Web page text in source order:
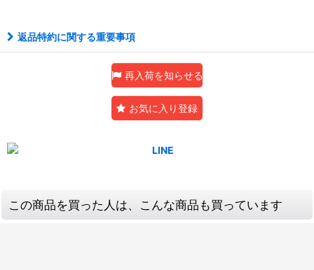
返品特約に関する重要事項
再入荷を知らせる
お気に入り登録
この商品を買った人は、こんな商品も買っています